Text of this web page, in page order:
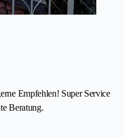
Empfehlen! Super Service
Beratung.